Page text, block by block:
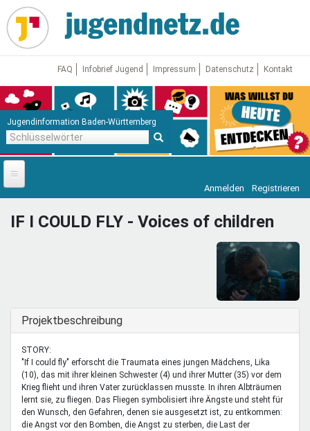
Direkt
zum
Inhalt
FAQ Infobrief Jugend Impressum Datenschutz Kontakt
Jugendinformation Baden-Württemberg
Startseite
News
Mentoren & Projekte
Schule & Beruf
Demokratie & Beteiligung
Anmelden Registrieren
IF I COULD FLY - Voices of children
Ausblenden
Projektbeschreibung
STORY:
"If I could fly" erforscht die Traumata eines jungen Mädchens, Lika
(10), das mit ihrer kleinen Schwester (4) und ihrer Mutter (35) vor dem
Krieg flieht und ihren Vater zurücklassen musste. In ihren Albträumen
lernt sie, zu fliegen. Das Fliegen symbolisiert ihre Ängste und steht für
den Wunsch, den Gefahren, denen sie ausgesetzt ist, zu entkommen:
die Angst vor den Bomben, die Angst zu sterben, die Last der